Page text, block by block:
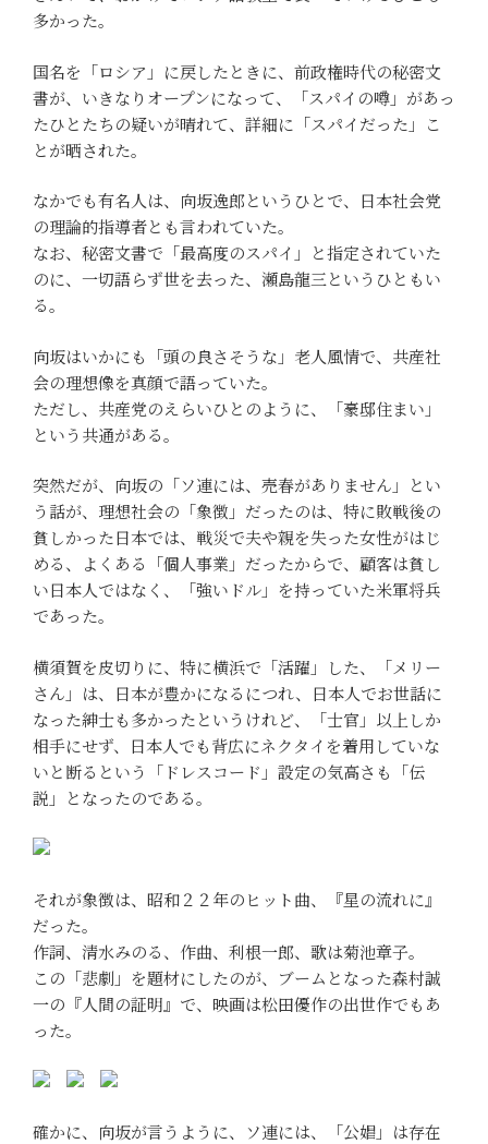
多かった。
国名を「ロシア」に戻したときに、前政権時代の秘密文
書が、いきなりオープンになって、「スパイの噂」があっ
たひとたちの疑いが晴れて、詳細に「スパイだった」こ
とが晒された。
なかでも有名人は、向坂逸郎というひとで、日本社会党
の理論的指導者とも言われていた。
なお、秘密文書で「最高度のスパイ」と指定されていた
のに、一切語らず世を去った、瀬島龍三というひともい
る。
向坂はいかにも「頭の良さそうな」老人風情で、共産社
会の理想像を真顔で語っていた。
ただし、共産党のえらいひとのように、「豪邸住まい」
という共通がある。
突然だが、向坂の「ソ連には、売春がありません」とい
う話が、理想社会の「象徴」だったのは、特に敗戦後の
貧しかった日本では、戦災で夫や親を失った女性がはじ
める、よくある「個人事業」だったからで、顧客は貧し
い日本人ではなく、「強いドル」を持っていた米軍将兵
であった。
横須賀を皮切りに、特に横浜で「活躍」した、「メリー
さん」は、日本が豊かになるにつれ、日本人でお世話に
なった紳士も多かったというけれど、「士官」以上しか
相手にせず、日本人でも背広にネクタイを着用していな
いと断るという「ドレスコード」設定の気高さも「伝
説」となったのである。
それが象徴は、昭和２２年のヒット曲、『星の流れに』
だった。
作詞、清水みのる、作曲、利根一郎、歌は菊池章子。
この「悲劇」を題材にしたのが、ブームとなった森村誠
一の『人間の証明』で、映画は松田優作の出世作でもあ
った。
確かに、向坂が言うように、ソ連には、「公娼」は存在